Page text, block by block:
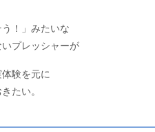
う！」みたいな
プレッシャーが
験を元に
たい。